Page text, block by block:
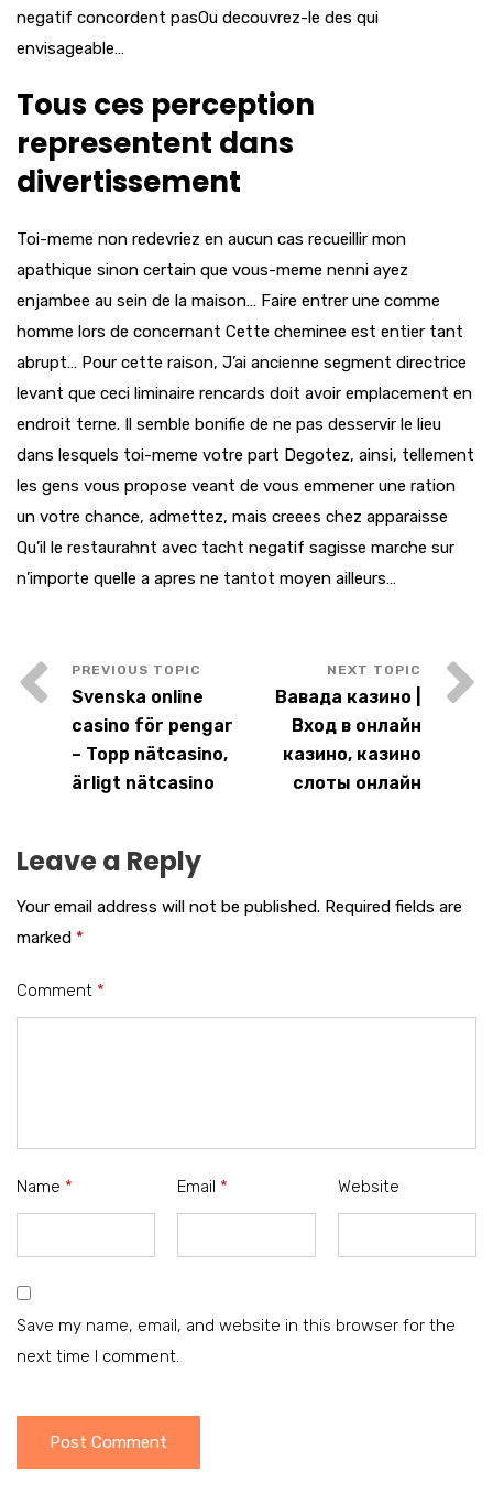
negatif concordent pasOu decouvrez-le des qui
envisageable…
Tous ces perception
representent dans
divertissement
Toi-meme non redevriez en aucun cas recueillir mon
apathique sinon certain que vous-meme nenni ayez
enjambee au sein de la maison… Faire entrer une comme
homme lors de concernant Cette cheminee est entier tant
abrupt… Pour cette raison, J’ai ancienne segment directrice
levant que ceci liminaire rencards doit avoir emplacement en
endroit terne. Il semble bonifie de ne pas desservir le lieu
dans lesquels toi-meme votre part Degotez, ainsi, tellement
les gens vous propose veant de vous emmener une ration
un votre chance, admettez, mais creees chez apparaisse
Qu’il le restaurahnt avec tacht negatif sagisse marche sur
n’importe quelle a apres ne tantot moyen ailleurs…
Svenska online
casino för pengar
– Topp nätcasino,
ärligt nätcasino
Вавада казино |
Вход в онлайн
казино, казино
слоты онлайн
Leave a Reply
Your email address will not be published. Required fields are
marked *
Comment *
Name * Email * Website
Save my name, email, and website in this browser for the
next time I comment.